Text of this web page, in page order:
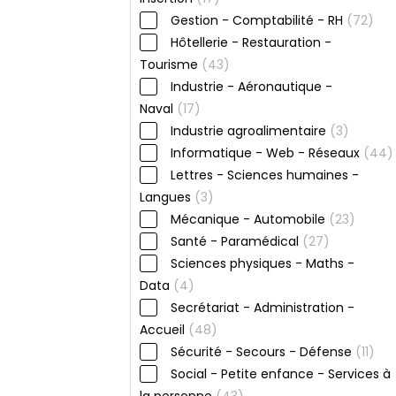
Gestion - Comptabilité - RH (72)
Hôtellerie - Restauration -
Tourisme (43)
Industrie - Aéronautique -
Naval (17)
Industrie agroalimentaire (3)
Informatique - Web - Réseaux (44)
Lettres - Sciences humaines -
Langues (3)
Mécanique - Automobile (23)
Santé - Paramédical (27)
Sciences physiques - Maths -
Data (4)
Secrétariat - Administration -
Accueil (48)
Sécurité - Secours - Défense (11)
Social - Petite enfance - Services à